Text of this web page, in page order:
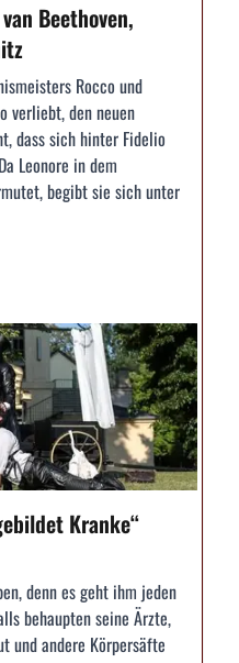
Beethoven,
Rocco und
verliebt, den neuen
dass sich hinter Fidelio
Leonore in dem
begibt sie sich unter
Kranke“
denn es geht ihm jeden
behaupten seine Ärzte,
und andere Körpersäfte